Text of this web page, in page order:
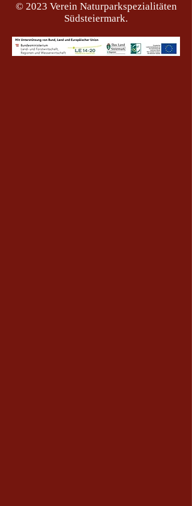
© 2023 Verein Naturparkspezialitäten
Südsteiermark.